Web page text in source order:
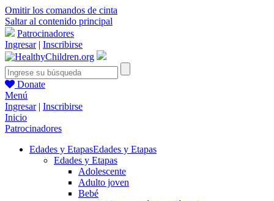
Omitir los comandos de cinta
Saltar al contenido principal
Patrocinadores
Ingresar| Inscribirse
Donate
Menú
Ingresar| Inscribirse
Inicio
Patrocinadores
Edades y EtapasEdades y Etapas
Edades y Etapas
Adolescente
Adulto joven
Bebé